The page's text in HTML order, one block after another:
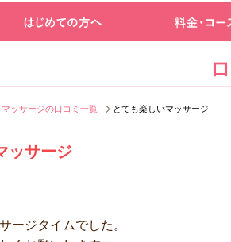
ッサージの口コミ一覧 とても楽しいマッサージ
ッサージ
ージタイムでした。